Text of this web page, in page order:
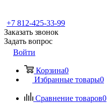
+7 812-425-33-99
Заказать звонок
Задать вопрос
Войти
Корзина0
Избранные товары0
Сравнение товаров0